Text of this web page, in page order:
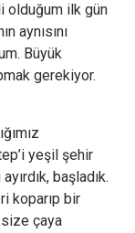
olduğum ilk gün
aynısını
Büyük
gerekiyor.
yeşil şehir
başladık.
koparıp bir
size çaya